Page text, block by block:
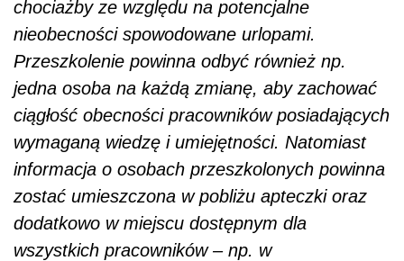
chociażby ze względu na potencjalne
nieobecności spowodowane urlopami.
Przeszkolenie powinna odbyć również np.
jedna osoba na każdą zmianę, aby zachować
ciągłość obecności pracowników posiadających
wymaganą wiedzę i umiejętności. Natomiast
informacja o osobach przeszkolonych powinna
zostać umieszczona w pobliżu apteczki oraz
dodatkowo w miejscu dostępnym dla
wszystkich pracowników – np. w